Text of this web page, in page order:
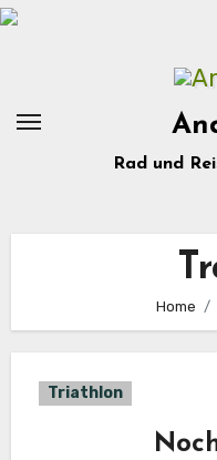
Zum
Rad und
Home
Triathlon